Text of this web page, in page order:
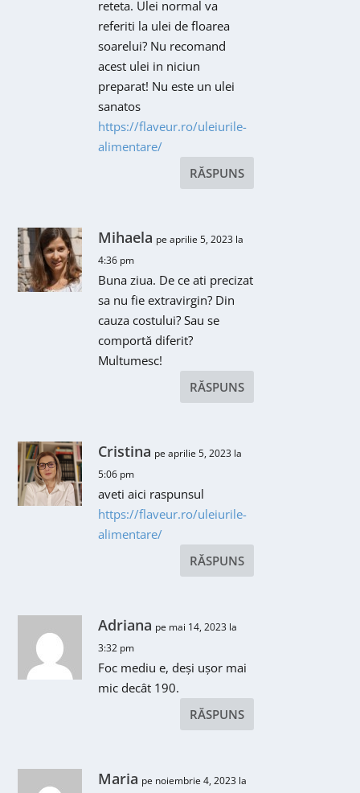
reteta. Ulei normal va
referiti la ulei de floarea
soarelui? Nu recomand
acest ulei in niciun
preparat! Nu este un ulei
sanatos
https://flaveur.ro/uleiurile-
alimentare/
RĂSPUNS
Mihaela pe aprilie 5, 2023 la
4:36 pm
Buna ziua. De ce ati precizat
sa nu fie extravirgin? Din
cauza costului? Sau se
comportă diferit?
Multumesc!
RĂSPUNS
Cristina pe aprilie 5, 2023 la
5:06 pm
aveti aici raspunsul
https://flaveur.ro/uleiurile-
alimentare/
RĂSPUNS
Adriana pe mai 14, 2023 la
3:32 pm
Foc mediu e, deși ușor mai
mic decât 190.
RĂSPUNS
Maria pe noiembrie 4, 2023 la